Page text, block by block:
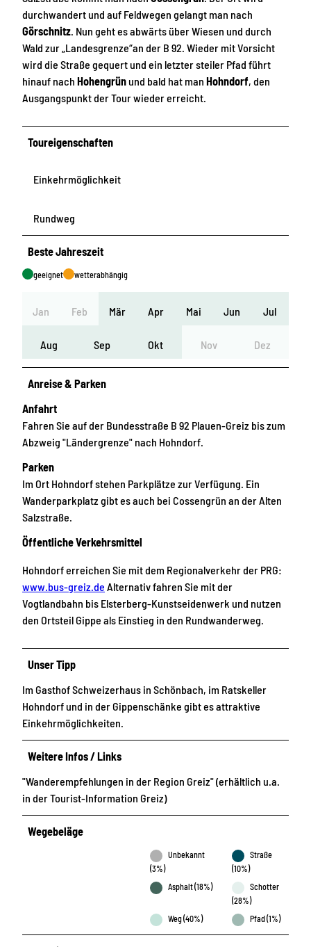
durchwandert und auf Feldwegen gelangt man nach
Görschnitz. Nun geht es abwärts über Wiesen und durch
Wald zur „Landesgrenze“an der B 92. Wieder mit Vorsicht
wird die Straße gequert und ein letzter steiler Pfad führt
hinauf nach Hohengrünund bald hat man Hohndorf, den
Ausgangspunkt der Tour wieder erreicht.
Toureigenschaften
Einkehrmöglichkeit
Rundweg
Beste Jahreszeit
geeignet wetterabhängig
Jan Feb Mär Apr Mai Jun Jul
Aug Sep Okt Nov Dez
Anreise & Parken
Anfahrt
Fahren Sie auf der Bundesstraße B 92 Plauen-Greiz bis zum
Abzweig "Ländergrenze" nach Hohndorf.
Parken
Im Ort Hohndorf stehen Parkplätze zur Verfügung. Ein
Wanderparkplatz gibt es auch bei Cossengrün an der Alten
Salzstraße.
Öffentliche Verkehrsmittel
Hohndorf erreichen Sie mit dem Regionalverkehr der PRG:
www.bus-greiz.de Alternativ fahren Sie mit der
Vogtlandbahn bis Elsterberg-Kunstseidenwerk und nutzen
den Ortsteil Gippe als Einstieg in den Rundwanderweg.
Unser Tipp
Im Gasthof Schweizerhaus in Schönbach, im Ratskeller
Hohndorf und in der Gippenschänke gibt es attraktive
Einkehrmöglichkeiten.
Weitere Infos / Links
"Wanderempfehlungen in der Region Greiz" (erhältlich u.a.
in der Tourist-Information Greiz)
Wegebeläge
Unbekannt
(3%)
Straße
(10%)
Asphalt (18%)
Schotter
(28%)
Weg (40%)
Pfad (1%)